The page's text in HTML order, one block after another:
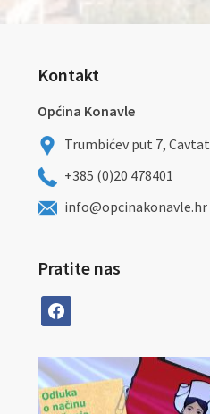
Kontakt
Općina Konavle
Trumbićev put 7, Cavtat
+385 (0)20 478401
info@opcinakonavle.hr
Pratite nas
facebook